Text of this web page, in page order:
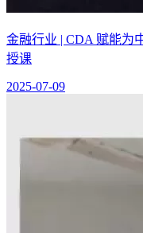
金融行业 | CDA 赋能为
授课
2025-07-09